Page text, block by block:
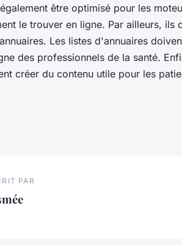
être optimisé pour les
le trouver en ligne. Par ailleurs,
Les listes d'annuaires
des professionnels de la santé.
créer du contenu utile pour les
PAR